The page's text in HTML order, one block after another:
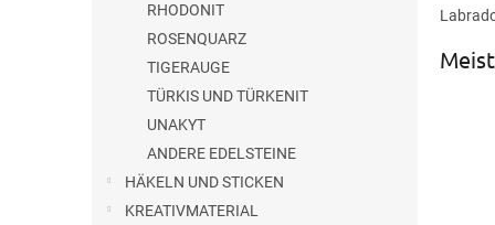
RHODONIT
ROSENQUARZ
TIGERAUGE
TÜRKIS UND TÜRKENIT
UNAKYT
ANDERE EDELSTEINE
HÄKELN UND STICKEN
KREATIVMATERIAL